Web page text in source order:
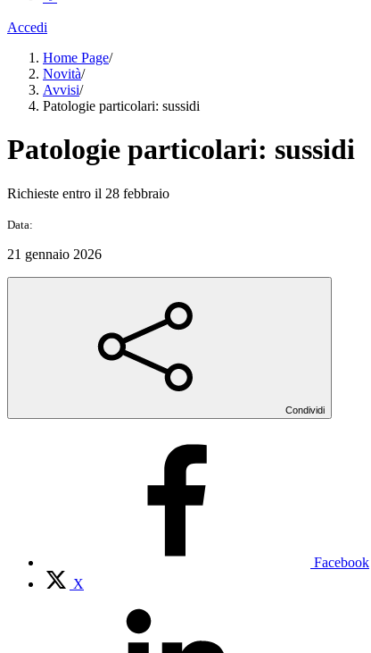
Accedi
Home Page/
Novità/
Avvisi/
Patologie particolari: sussidi
Patologie particolari: sussidi
Richieste entro il 28 febbraio
Data:
21 gennaio 2026
Condividi
Facebook
X